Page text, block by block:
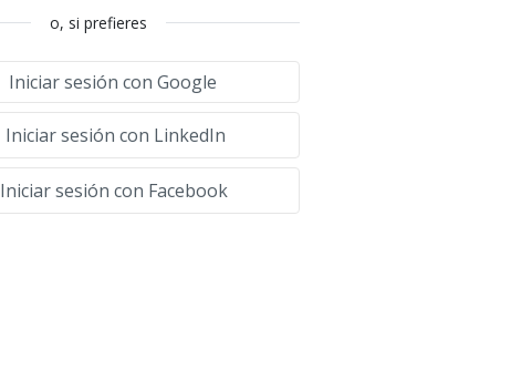
o, si prefieres
Iniciar sesión con Google
Iniciar sesión con LinkedIn
Iniciar sesión con Facebook